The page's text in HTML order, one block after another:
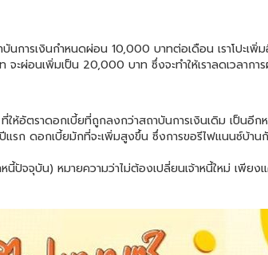
การเงินกำหนดผ่อน 10,000 บาทต่อเดือน เราโปะเพิ่
ผ่อนเพิ่มเป็น 20,000 บาท ซึ่งจะทำให้เราลดเวลากา
ห้อัตราดอกเบี้ยที่ถูกลงกว่าสถาบันการเงินเดิม เป็น
รก ดอกเบี้ยมักที่จะเพิ่มสูงขึ้น ซึ่งการขอรีไฟแนนซ์บ้าน
จจุบัน) หมายความว่าไม่ต้องเปลี่ยนเจ้าหนี้ใหม่ เพียง